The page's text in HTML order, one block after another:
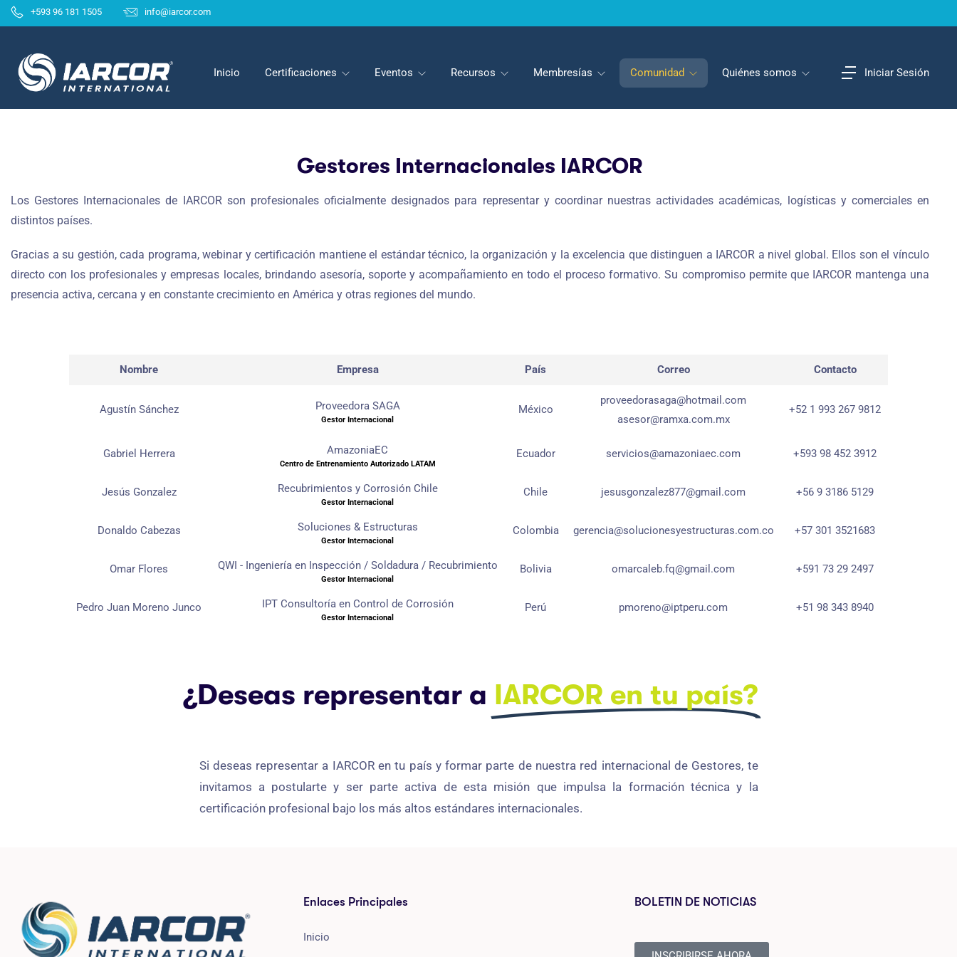
+593 96 181 1505 info@iarcor.com
Inicio Certificaciones Eventos Recursos Membresías Comunidad Quiénes somos Iniciar Sesión
Gestores Internacionales IARCOR
Los Gestores Internacionales de IARCOR son profesionales oficialmente designados para representar y coordinar nuestras actividades académicas, logísticas y comerciales en
distintos países.
Gracias a su gestión, cada programa, webinar y certificación mantiene el estándar técnico, la organización y la excelencia que distinguen a IARCOR a nivel global. Ellos son el vínculo
directo con los profesionales y empresas locales, brindando asesoría, soporte y acompañamiento en todo el proceso formativo. Su compromiso permite que IARCOR mantenga una
presencia activa, cercana y en constante crecimiento en América y otras regiones del mundo.
Nombre Empresa País Correo Contacto
Agustín Sánchez Proveedora SAGA
Gestor Internacional
México
proveedorasaga@hotmail.com
asesor@ramxa.com.mx
+52 1 993 267 9812
Gabriel Herrera AmazoniaEC
Centro de Entrenamiento Autorizado LATAM
Ecuador servicios@amazoniaec.com +593 98 452 3912
Jesús Gonzalez Recubrimientos y Corrosión Chile
Gestor Internacional
Chile jesusgonzalez877@gmail.com +56 9 3186 5129
Donaldo Cabezas Soluciones & Estructuras
Gestor Internacional
Colombia gerencia@solucionesyestructuras.com.co +57 301 3521683
Omar Flores QWI - Ingeniería en Inspección / Soldadura / Recubrimiento
Gestor Internacional
Bolivia omarcaleb.fq@gmail.com +591 73 29 2497
Pedro Juan Moreno Junco IPT Consultoría en Control de Corrosión
Gestor Internacional
Perú pmoreno@iptperu.com +51 98 343 8940
¿Deseas representar a IARCOR en tu país?
Si deseas representar a IARCOR en tu país y formar parte de nuestra red internacional de Gestores, te
invitamos a postularte y ser parte activa de esta misión que impulsa la formación técnica y la
certificación profesional bajo los más altos estándares internacionales.
Enlaces Principales
Inicio
BOLETIN DE NOTICIAS